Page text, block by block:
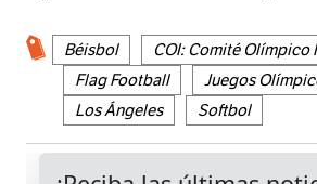
Béisbol
COI: Comité Olímpico
Flag Football
Juegos
Los Ángeles
Softbol